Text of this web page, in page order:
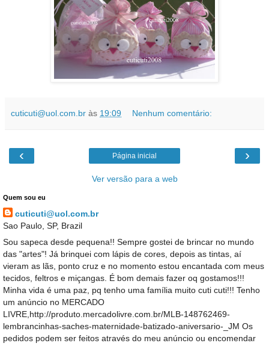
cuticuti@uol.com.br às 19:09 Nenhum comentário:
‹ ›
Página inicial
Ver versão para a web
Quem sou eu
cuticuti@uol.com.br
Sao Paulo, SP, Brazil
Sou sapeca desde pequena!! Sempre gostei de brincar no mundo
das "artes"! Já brinquei com lápis de cores, depois as tintas, aí
vieram as lãs, ponto cruz e no momento estou encantada com meus
tecidos, feltros e miçangas. É bom demais fazer oq gostamos!!!
Minha vida é uma paz, pq tenho uma família muito cuti cuti!!! Tenho
um anúncio no MERCADO
LIVRE,http://produto.mercadolivre.com.br/MLB-148762469-
lembrancinhas-saches-maternidade-batizado-aniversario-_JM Os
pedidos podem ser feitos através do meu anúncio ou encomendar